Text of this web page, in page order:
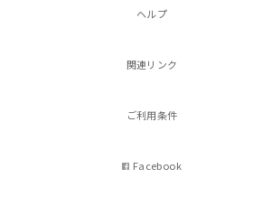
ヘルプ
関連リンク
ご利用条件
Facebook